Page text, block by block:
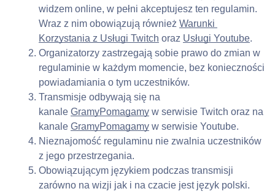
widzem online, w pełni akceptujesz ten regulamin.
Wraz z nim obowiązują również Warunki
Korzystania z Usługi Twitch oraz Usługi Youtube.
Organizatorzy zastrzegają sobie prawo do zmian w
regulaminie w każdym momencie, bez konieczności
powiadamiania o tym uczestników.
Transmisje odbywają się na
kanale GramyPomagamy w serwisie Twitch oraz na
kanale GramyPomagamy w serwisie Youtube.
Nieznajomość regulaminu nie zwalnia uczestników
z jego przestrzegania.
Obowiązującym językiem podczas transmisji
zarówno na wizji jak i na czacie jest język polski.